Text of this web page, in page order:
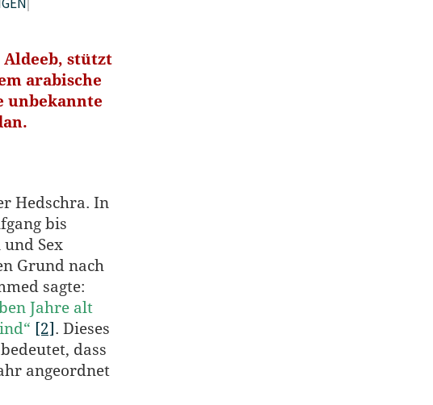
stützt
arabische
unbekannte
Hedschra. In
bis
Sex
Grund nach
sagte:
Jahre alt
[2] . Dieses
dass
angeordnet